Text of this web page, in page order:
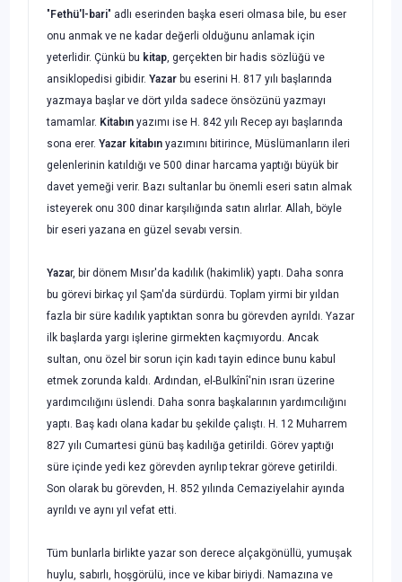
"Fethü'l-bari" adlı eserinden başka eseri olmasa bile, bu eser
onu anmak ve ne kadar değerli olduğunu anlamak için
yeterlidir. Çünkü bu kitap, gerçekten bir hadis sözlüğü ve
ansiklopedisi gibidir. Yazar bu eserini H. 817 yılı başlarında
yazmaya başlar ve dört yılda sadece önsözünü yazmayı
tamamlar. Kitabın yazımı ise H. 842 yılı Recep ayı başlarında
sona erer. Yazar kitabın yazımını bitirince, Müslümanların ileri
gelenlerinin katıldığı ve 500 dinar harcama yaptığı büyük bir
davet yemeği verir. Bazı sultanlar bu önemli eseri satın almak
isteyerek onu 300 dinar karşılığında satın alırlar. Allah, böyle
bir eseri yazana en güzel sevabı versin.
Yazar, bir dönem Mısır'da kadılık (hakimlik) yaptı. Daha sonra
bu görevi birkaç yıl Şam'da sürdürdü. Toplam yirmi bir yıldan
fazla bir süre kadılık yaptıktan sonra bu görevden ayrıldı. Yazar
ilk başlarda yargı işlerine girmekten kaçmıyordu. Ancak
sultan, onu özel bir sorun için kadı tayin edince bunu kabul
etmek zorunda kaldı. Ardından, el-Bulkînî'nin ısrarı üzerine
yardımcılığını üslendi. Daha sonra başkaları­nın yardımcılığını
yaptı. Baş kadı olana kadar bu şekilde çalıştı. H. 12 Muharrem
827 yılı Cumartesi günü baş kadılığa getirildi. Görev yaptığı
süre içinde yedi kez görevden ayrılıp tekrar göreve getirildi.
Son olarak bu görevden, H. 852 yılında Cemaziyelahir ayında
ayrıldı ve aynı yıl vefat etti.
Tüm bunlarla birlikte yazar son derece alçakgönüllü, yumuşak
huylu, sabırlı, hoşgörülü, ince ve kibar biriydi. Namazına ve